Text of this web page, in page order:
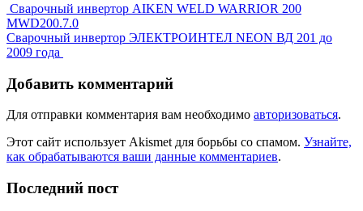
Сварочный инвертор AIKEN WELD WARRIOR 200
MWD200.7.0
Сварочный инвертор ЭЛЕКТРОИНТЕЛ NEON ВД 201 до
2009 года
Добавить комментарий
Для отправки комментария вам необходимо авторизоваться.
Этот сайт использует Akismet для борьбы со спамом. Узнайте,
как обрабатываются ваши данные комментариев.
Последний пост